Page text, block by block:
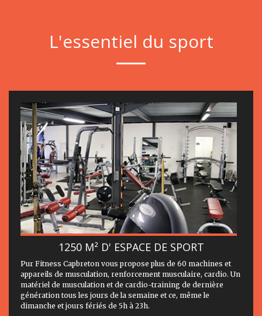
L'essentiel du sport
1250 M² D' ESPACE DE SPORT
Pur Fitness Capbreton vous propose plus de 60 machines et
appareils de musculation, renforcement musculaire, cardio. Un
matériel de musculation et de cardio-training de dernière
génération tous les jours de la semaine et ce, même le
dimanche et jours fériés de 5h à 23h.